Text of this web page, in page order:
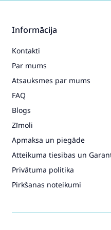
Pirkt
Bear
Plush
Cup
21.49€
Informācija
Kontakti
Par mums
Atsauksmes par mums
FAQ
Blogs
Zīmoli
Apmaksa un piegāde
Atteikuma tiesibas un
Privātuma politika
Pirkšanas noteikumi